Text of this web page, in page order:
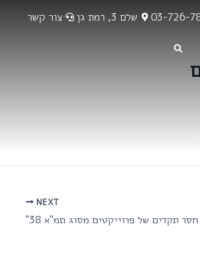
03-726- שלם 3, רמת גן צור קשר
NEXT
תקדים של פרוייקטים מסוג תמ"א 38"